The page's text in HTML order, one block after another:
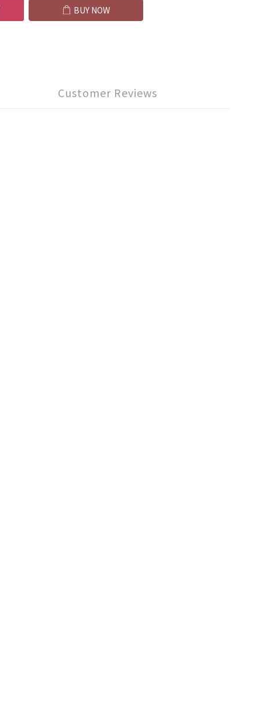
BUY NOW
Customer Reviews